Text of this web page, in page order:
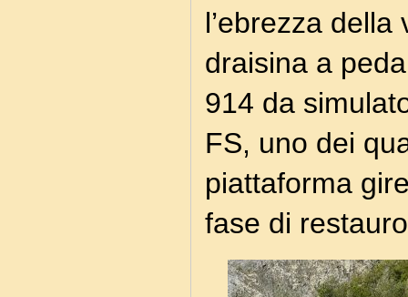
l’ebrezza
draisina a
914 da
FS, uno dei
piattaforma
fase di